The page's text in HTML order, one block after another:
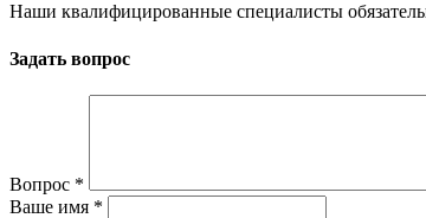
Наши квалифицированные специалисты
Задать вопрос
Вопрос *
Ваше имя *